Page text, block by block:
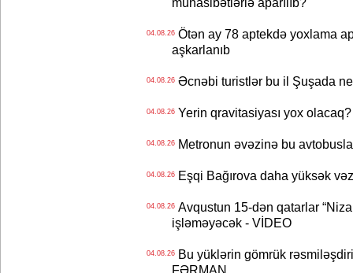
04.08.26Ötən ay 78 aptekdə yoxlama
aşkarlanıb
04.08.26Əcnəbi turistlər bu il Şuşada
04.08.26Yerin qravitasiyası yox
04.08.26Metronun əvəzinə bu
04.08.26Eşqi Bağırova daha yüksək
04.08.26Avqustun 15-dən qatarlar
işləməyəcək - VİDEO
04.08.26Bu yüklərin gömrük
FƏRMAN